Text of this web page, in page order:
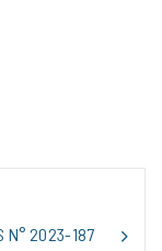
N° 2023-187